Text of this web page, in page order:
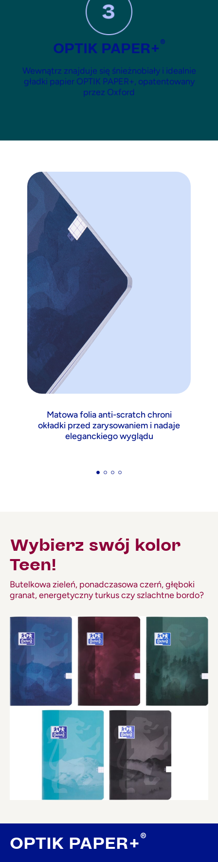
OPTIK PAPER+®
Wewnątrz znajduje się śnieżnobiały i idealnie
gładki papier OPTIK PAPER+, opatentowany
przez Oxford
Matowa folia anti-scratch chroni
okładki przed zarysowaniem i nadaje
eleganckiego wyglądu
Wybierz swój kolor
Teen!
Butelkowa zieleń, ponadczasowa czerń, głęboki
granat, energetyczny turkus czy szlachtne bordo?
OPTIK PAPER+®